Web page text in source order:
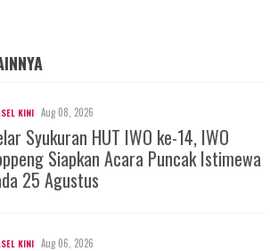
KINI Aug 08, 2026
Syukuran HUT IWO ke-14, IWO
Siapkan Acara Puncak Istimewa
25 Agustus
KINI Aug 06, 2026